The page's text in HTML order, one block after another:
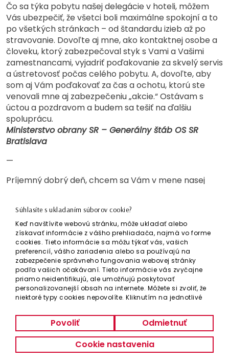
Čo sa týka pobytu našej delegácie v hoteli, môžem
Vás ubezpečiť, že všetci boli maximálne spokojní a to
po všetkých stránkach – od štandardu izieb až po
stravovanie. Dovoľte aj mne, ako kontaktnej osobe a
človeku, ktorý zabezpečoval styk s Vami a Vašimi
zamestnancami, vyjadriť poďakovanie za skvelý servis
a ústretovosť počas celého pobytu. A, dovoľte, aby
som aj Vám poďakovať za čas a ochotu, ktorú ste
venovali mne aj zabezpečeniu „akcie.“ Ostávam s
úctou a pozdravom a budem sa tešiť na ďalšiu
spoluprácu.
Ministerstvo obrany SR – Generálny štáb OS SR
Bratislava
—
Príjemný dobrý deň, chcem sa Vám v mene nasej
ktorí navyše majú svoju prácu radi 🙂 Ese raz –
Ďakujem, bolo mi cťou a potešením.
Continental Corporation
Chcela by som sa Vám poďakovať aj za všetkých
mojich kolegov, ktorí sme mali možnosť absolvovať
príjemný krátky pobyt vo Vašom hoteli, milý personál
Volvo Group Slovakia
Súhlasíte s ukladaním súborov cookie?
Keď navštívite webovú stránku, môže ukladať alebo
získavať informácie z vášho prehliadača, najmä vo forme
cookies. Tieto informácie sa môžu týkať vás, vašich
preferencií, vášho zariadenia alebo sa používajú na
zabezpečenie správneho fungovania webovej stránky
podľa vašich očakávaní. Tieto informácie vás zvyčajne
priamo neidentifikujú, ale umožňujú poskytovať
personalizovanejší obsah na internete. Môžete si zvoliť, že
niektoré typy cookies nepovolíte. Kliknutím na jednotlivé
predvolené nastavenia. Upozorňujeme, že zablokovanie
niektorých typov cookies môže ovplyvniť vašu skúsenosť s
používaním stránky a službami, ktoré vám môžeme
Zistiť viac.
Povoliť
Odmietnuť
Cookie nastavenia